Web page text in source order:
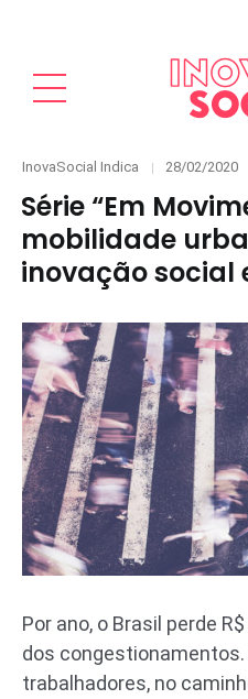
Categories
InovaSocial Indica
Posted
28/02/2020
Série “Em
mobilidade
inovação social
Por ano, o Brasil perde
dos congestionamentos.
trabalhadores, no